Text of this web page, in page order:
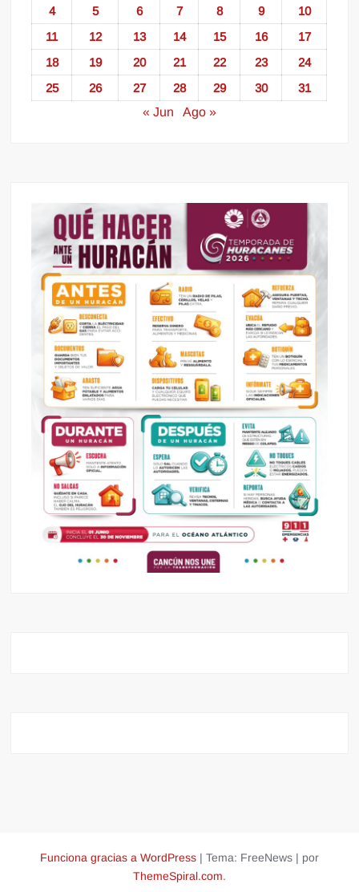
4
5 6 7 8 9
10
11
12 13 14 15 16
17
18
19 20 21 22 23
24
25
26 27 28 29 30
31
« Jun
Ago »
Funciona gracias a WordPress | Tema: FreeNews | por
ThemeSpiral.com.